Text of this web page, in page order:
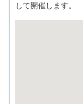
して開催します。